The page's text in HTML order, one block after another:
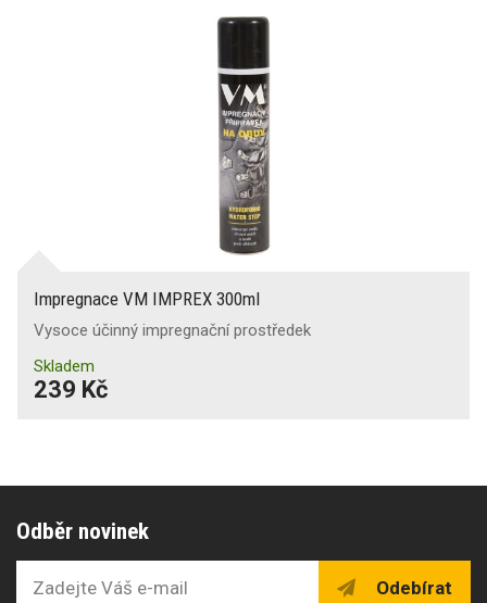
Impregnace VM IMPREX 300ml
Vysoce účinný impregnační prostředek
Skladem
239 Kč
Odběr novinek
Odebírat